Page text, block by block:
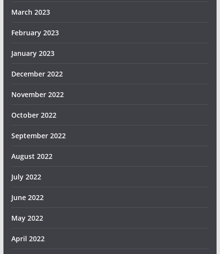
March 2023
February 2023
January 2023
December 2022
November 2022
October 2022
September 2022
August 2022
July 2022
June 2022
May 2022
April 2022